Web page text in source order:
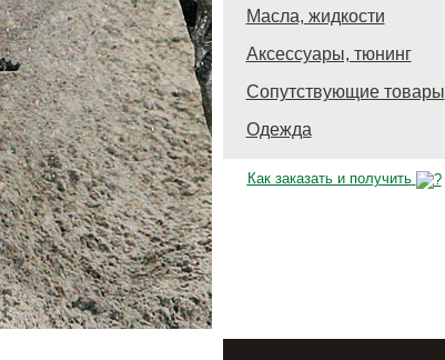
Масла, жидкости
Аксессуары, тюнинг
Сопутствующие товары
Одежда
Как заказать и получить